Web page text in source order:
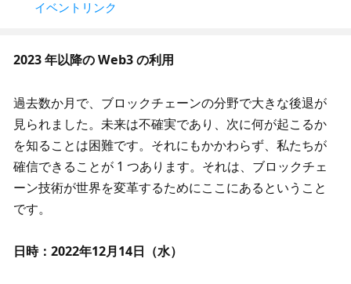
イベントリンク
2023 年以降の Web3 の利用
過去数か月で、ブロックチェーンの分野で大きな後退が
見られました。未来は不確実であり、次に何が起こるか
を知ることは困難です。それにもかかわらず、私たちが
確信できることが 1 つあります。それは、ブロックチェ
ーン技術が世界を変革するためにここにあるということ
です。
日時：2022年12月14日（水）